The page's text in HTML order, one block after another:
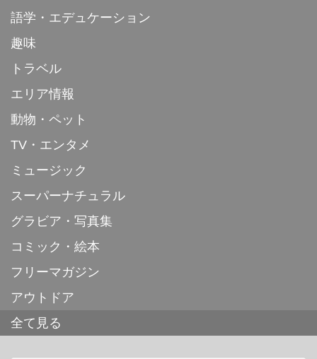
語学・エデュケーション
趣味
トラベル
エリア情報
動物・ペット
TV・エンタメ
ミュージック
スーパーナチュラル
グラビア・写真集
コミック・絵本
フリーマガジン
アウトドア
全て見る